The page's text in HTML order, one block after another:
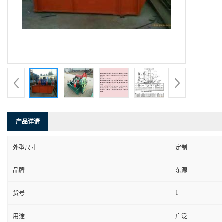
产品详请
外型尺寸 定制
品牌 东源
货号 1
用途 广泛